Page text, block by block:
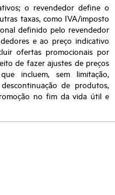
o revendedor define o
taxas, como IVA/imposto
definido pelo revendedor
e ao preço indicativo
ofertas promocionais por
de fazer ajustes de preços
incluem, sem limitação,
de produtos,
no fim da vida útil e